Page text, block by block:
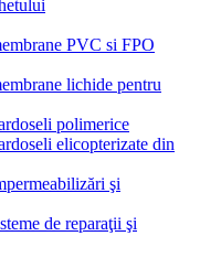
PVC si FPO
lichide pentru
polimerice
elicopterizate din
şi
de reparaţii şi